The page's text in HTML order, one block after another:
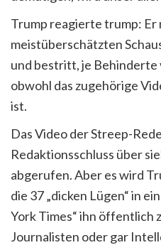
Trump reagierte trump: Er
meistüberschätzten
und bestritt, je Behinderte
obwohl das zugehörige
ist.
Das Video der Streep-
Redaktionsschluss über
abgerufen. Aber es wird
die 37 „dicken Lügen“ in
York Times“ ihn öffentlich
Journalisten oder gar